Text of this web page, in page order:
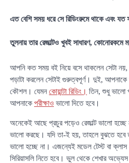
এত বেশি সময় ধরে সে রিডিংরুমে থাকে এবং
তুলনায় তার রেজাল্টও খুবই সাধারণ, কোনোরকমে
আপনি কত সময় বই নিয়ে বসে থাকলেন সেটা
পড়াটা করলেন সেটাই গুরুত্বপূর্ণ। দুই, আপনাকে
কৌশল। যেমন কোয়ান্টা রিডিং। তিন, শুধু ভালো
আপনাকে পরীক্ষাও ভালো দিতে হবে।
অনেকেই আছে প্রচুর পড়েও রেজাল্ট ভালো
ভালো করছে। যদি তা-ই হয়, তাহলে বুঝতে হবে
ভালো হচ্ছে না। এজন্যেই মডেল টেস্ট বা ক্লাস
সিরিয়াসলি নিতে হবে। ভুল থেকে শেখার